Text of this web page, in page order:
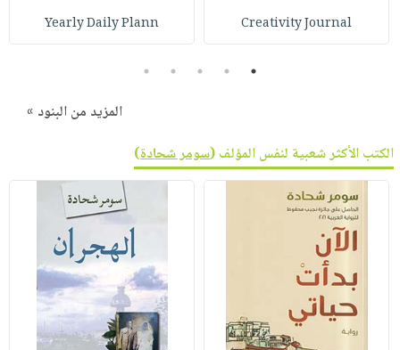
Creativity Journal
Yearly Daily Plann
1
2
3
4
5
المزيد من البنود »
الكتب الأكثر شعبية لنفس المؤلف (سومر شحادة)